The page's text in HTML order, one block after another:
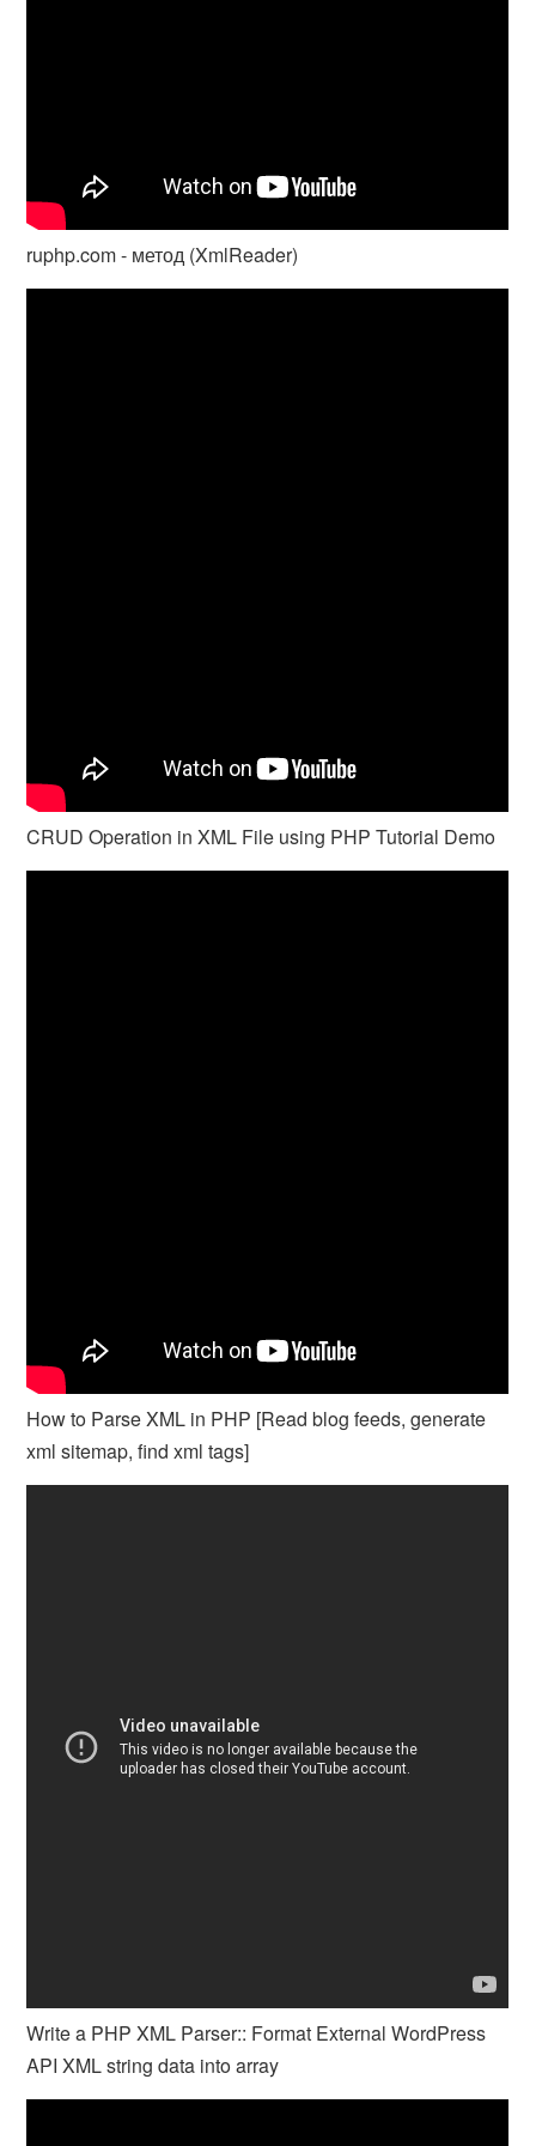
ruphp.com - метод (XmlReader)
CRUD Operation in XML File using PHP Tutorial Demo
How to Parse XML in PHP [Read blog feeds, generate
xml sitemap, find xml tags]
Write a PHP XML Parser:: Format External WordPress
API XML string data into array